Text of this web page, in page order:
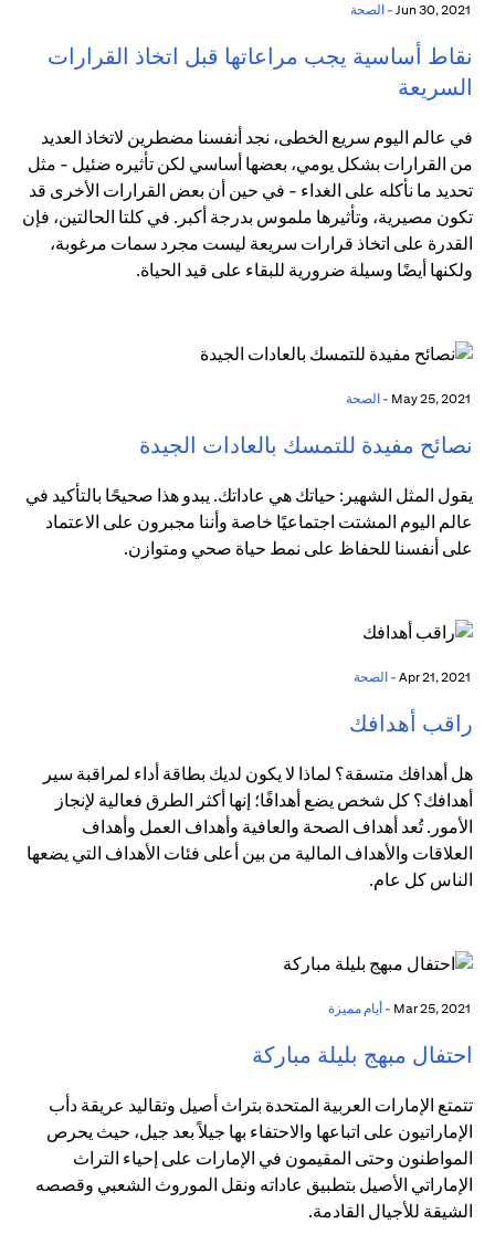
الصحة
نقاط أساسية يجب مراعاتها قبل اتخاذ القرارات
السريعة
في عالم اليوم سريع الخطى، نجد أنفسنا مضطرين لاتخاذ العديد
من القرارات بشكل يومي، بعضها أساسي لكن تأثيره ضئيل - مثل
تحديد ما نأكله على الغداء - في حين أن بعض القرارات الأخرى قد
تكون مصيرية، وتأثيرها ملموس بدرجة أكبر. في كلتا الحالتين، فإن
القدرة على اتخاذ قرارات سريعة ليست مجرد سمات مرغوبة،
ولكنها أيضًا وسيلة ضرورية للبقاء على قيد الحياة.
الصحة
نصائح مفيدة للتمسك بالعادات الجيدة
يقول المثل الشهير: حياتك هي عاداتك. يبدو هذا صحيحًا بالتأكيد في
عالم اليوم المشتت اجتماعيًا خاصة وأننا مجبرون على الاعتماد
على أنفسنا للحفاظ على نمط حياة صحي ومتوازن.
الصحة
راقب أهدافك
هل أهدافك متسقة؟ لماذا لا يكون لديك بطاقة أداء لمراقبة سير
أهدافك؟ كل شخص يضع أهدافًا؛ إنها أكثر الطرق فعالية لإنجاز
الأمور. تُعد أهداف الصحة والعافية وأهداف العمل وأهداف
العلاقات والأهداف المالية من بين أعلى فئات الأهداف التي يضعها
الناس كل عام.
أيام مميزة
احتفال مبهج بليلة مباركة
تتمتع الإمارات العربية المتحدة بتراث أصيل وتقاليد عريقة دأب
الإماراتيون على اتباعها والاحتفاء بها جيلاً بعد جيل، حيث يحرص
المواطنون وحتى المقيمون في الإمارات على إحياء التراث
الإماراتي الأصيل بتطبيق عاداته ونقل الموروث الشعبي وقصصه
الشيقة للأجيال القادمة.